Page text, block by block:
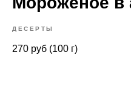
ДЕСЕРТЫ
270 руб (100 г)